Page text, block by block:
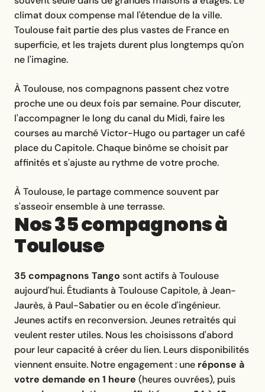
climat doux compense mal l'étendue de la ville.
Toulouse fait partie des plus vastes de France en
superficie, et les trajets durent plus longtemps qu'on
ne l'imagine.
À Toulouse, nos compagnons passent chez votre
proche une ou deux fois par semaine. Pour discuter,
l'accompagner le long du canal du Midi, faire les
courses au marché Victor-Hugo ou partager un café
place du Capitole. Chaque binôme se choisit par
affinités et s'ajuste au rythme de votre proche.
À Toulouse, le partage commence souvent par
s'asseoir ensemble à une terrasse.
Nos 35 compagnons à
Toulouse
35 compagnons Tango sont actifs à Toulouse
aujourd'hui. Étudiants à Toulouse Capitole, à Jean-
Jaurès, à Paul-Sabatier ou en école d'ingénieur.
Jeunes actifs en reconversion. Jeunes retraités qui
veulent rester utiles. Nous les choisissons d'abord
pour leur capacité à créer du lien. Leurs disponibilités
viennent ensuite. Notre engagement : une réponse à
votre demande en 1 heure (heures ouvrées), puis